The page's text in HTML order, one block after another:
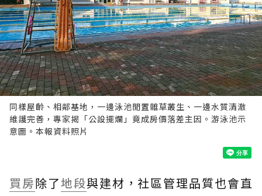
同樣屋齡、相鄰基地，一邊泳池閒置雜草叢生、一邊水質清澈
維護完善，專家揭「公設擺爛」竟成房價落差主因。游泳池示
意圖。本報資料照片
買房除了地段與建材，社區管理品質也會直